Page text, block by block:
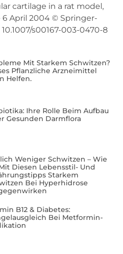
cartilage in a rat model,
April 2004 © Springer-
s00167-003-0470-8
Mit Starkem Schwitzen?
Pflanzliche Arzneimittel
Helfen.
Ihre Rolle Beim Aufbau
Gesunden Darmflora
Weniger Schwitzen – Wie
Diesen Lebensstil- Und
Starkem
Bei Hyperhidrose
B12 & Diabetes:
Bei Metformin-